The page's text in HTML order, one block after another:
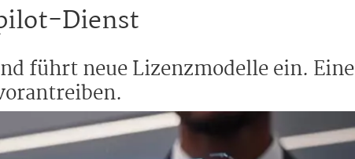
Dienst
führt neue Lizenzmodelle ein. Eine